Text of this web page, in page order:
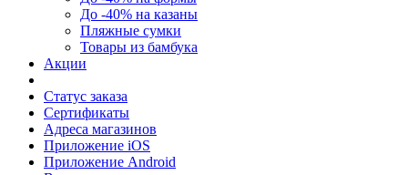
До -40% на казаны
Пляжные сумки
Товары из бамбука
Акции
Статус заказа
Сертификаты
Адреса магазинов
Приложение iOS
Приложение Android